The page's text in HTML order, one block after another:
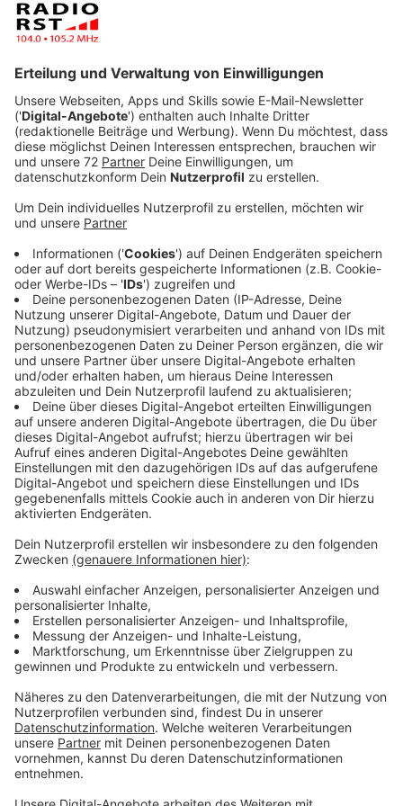
eine App.
Anzeige
VIDAgo App und VIDAcard
Anzeige
Mit der VIDAgo App und der VIDAcard haben
Privatpersonen die Möglichkeit, sich nach einer
einmaligen Registrierung und Verifizierung - über eine
SMS - immer wieder per App oder Karte über einen
QR-Code beim Einlass ein- und beim Ausgang
auszuloggen. Durch die Verifizierung ist gesichert, dass
die echten Daten - zumindest die korrekte
Handynummer - angegeben werden und die
Infektionsketten so korrekt zurückverfolgt werden
können. Das System arbeitet dabei, laut des
Unternehmens, anonym und datenschutzkonform.
Anzeige
Drei Freunde aus Wallenhorst
Anzeige
Das Unternehmen VIDAvelopment GmBH, das drei
Freunde aus Wallenhorst gründeten, setzt dabei auf
eine kostenlose Nutzung für Privatpersonen. Für
Gewerbe, die diesen Service nutzen, fallen Gebühren
an. Bisher gibt es fast 100 Gewerbe, darunter
Restaurants, Krankenhäuser, Friseursalons und